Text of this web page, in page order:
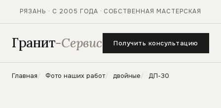
РЯЗАНЬ · С 2005 ГОДА · СОБСТВЕННАЯ МАСТЕРСКАЯ
Гранит-Сервис Получить консультацию
Главная Фото наших работ двойные ДП-30